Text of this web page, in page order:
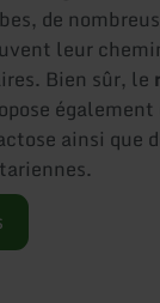
de
leur
Bien sûr, le
ainsi que